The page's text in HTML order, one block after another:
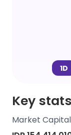
1D
Key stats
Market